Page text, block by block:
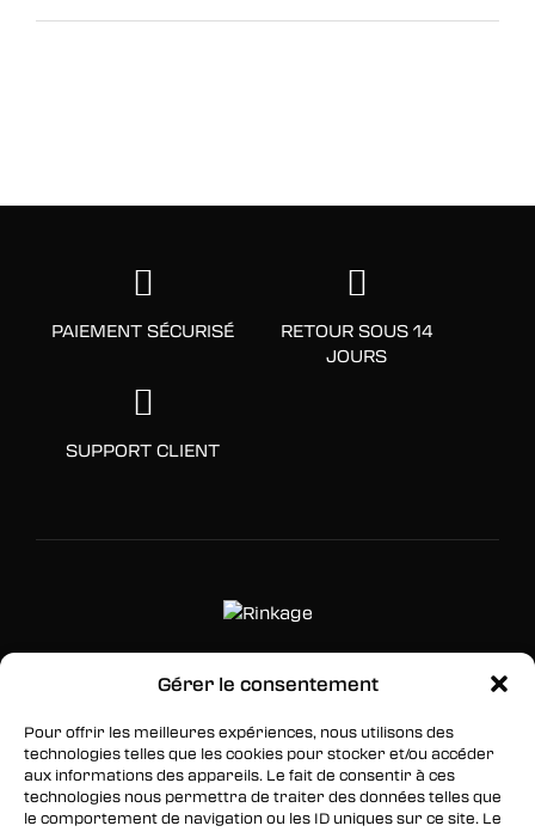
Gérer le consentement
Pour offrir les meilleures expériences, nous utilisons des
technologies telles que les cookies pour stocker et/ou accéder
aux informations des appareils. Le fait de consentir à ces
technologies nous permettra de traiter des données telles que
le comportement de navigation ou les ID uniques sur ce site. Le
PAIEMENT SÉCURISÉ
RETOUR SOUS 14
JOURS
SUPPORT CLIENT
SUIVEZ-NOUS
Facebook
Twitter
Instagram